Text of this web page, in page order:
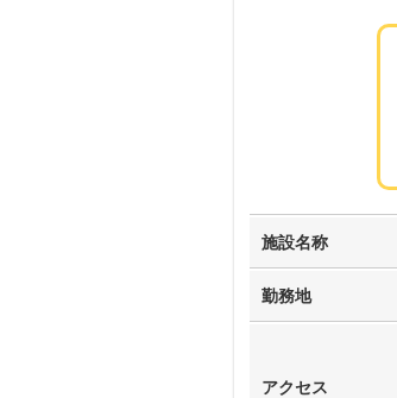
施設名称
勤務地
アクセス